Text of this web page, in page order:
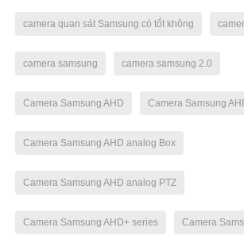
camera quan sát Samsung có tốt không
camera samsung camera samsung 2.0
Camera Samsung AHD Camera Samsung
Camera Samsung AHD analog Box
Camera Samsung AHD analog PTZ
Camera Samsung AHD+ series Camera